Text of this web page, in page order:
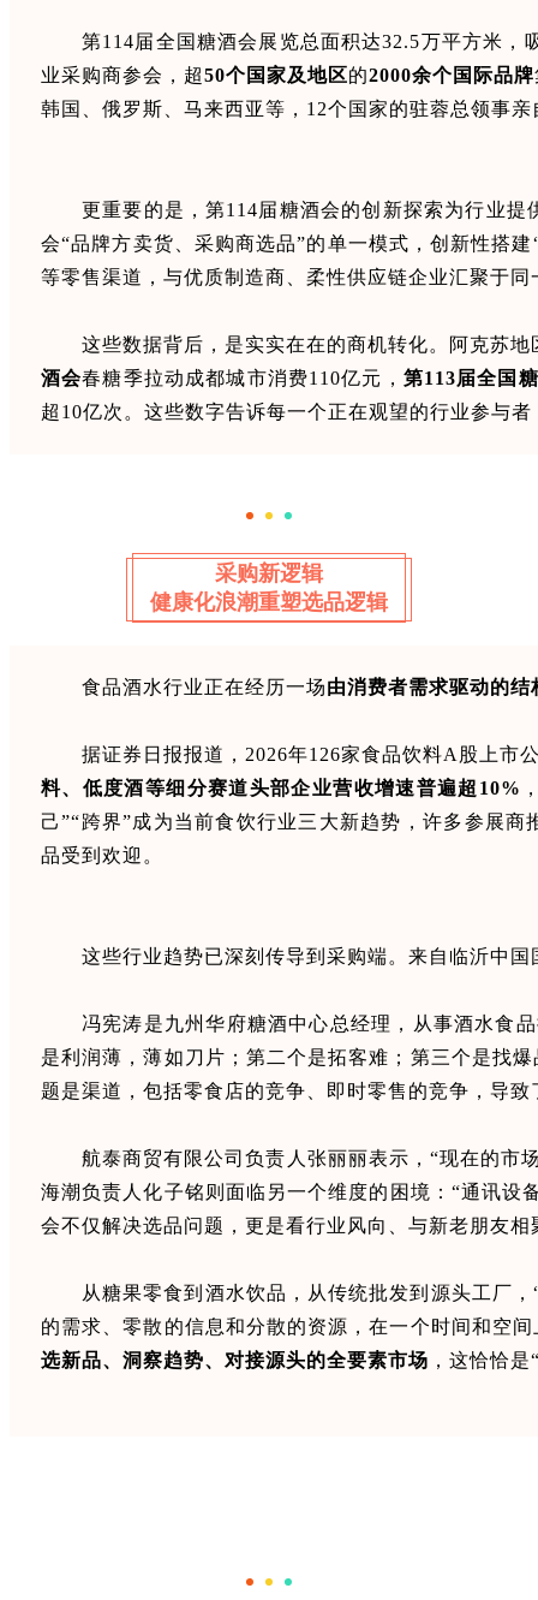
第114届全国糖酒会展览总面积达32.5万平方米，
业采购商参会，超50个国家及地区的2000余个国际品牌
韩国、俄罗斯、马来西亚等，12个国家的驻蓉总领事亲
更重要的是，第114届糖酒会的创新探索为行业
会“品牌方卖货、采购商选品”的单一模式，创新性搭
等零售渠道，与优质制造商、柔性供应链企业汇聚于
这些数据背后，是实实在在的商机转化。阿克苏
酒会春糖季拉动成都城市消费110亿元， 第113届全国
超10亿次。这些数字告诉每一个正在观望的行业参与
采购新逻辑
健康化浪潮重塑选品逻辑
食品酒水行业正在经历一场由消费者需求驱动的结
据证券日报报道，2026年126家食品饮料A股上市
料、低度酒等细分赛道头部企业营收增速普遍超10%
己”“跨界”成为当前食饮行业三大新趋势，许多参展
品受到欢迎。
这些行业趋势已深刻传导到采购端。来自临沂中
冯宪涛是九州华府糖酒中心总经理，从事酒水食
是利润薄，薄如刀片；第二个是拓客难；第三个是找
题是渠道，包括零食店的竞争、即时零售的竞争，导
航泰商贸有限公司负责人张丽丽表示，“现在的市
海潮负责人化子铭则面临另一个维度的困境：“通讯设
会不仅解决选品问题，更是看行业风向、与新老朋友相
从糖果零食到酒水饮品，从传统批发到源头工厂
的需求、零散的信息和分散的资源，在一个时间和空
选新品、洞察趋势、对接源头的全要素市场 ，这恰恰